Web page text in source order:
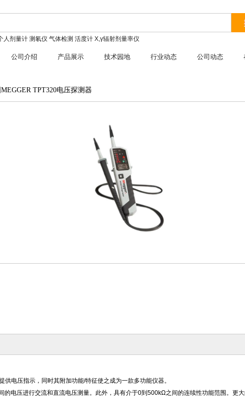
人剂量计 测氡仪 气体检测 活度计 X,γ辐射剂量率仪
公司介绍 产品展示 技术园地 行业动态 公司动态
TPT320电压探测器
电压指示，同时其附加功能/特征使之成为一款多功能仪器。
电压进行交流和直流电压测量。此外，具有介于0到500kΩ之间的连续性功能范围。更